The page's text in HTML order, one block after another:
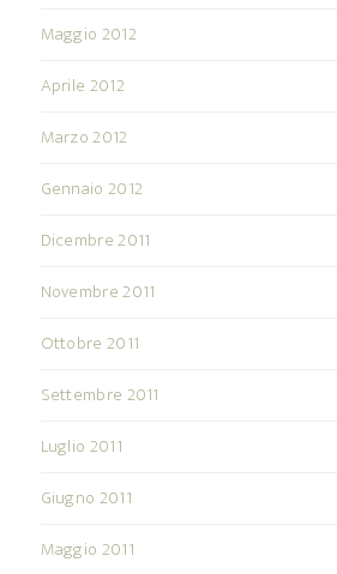
Maggio 2012
Aprile 2012
Marzo 2012
Gennaio 2012
Dicembre 2011
Novembre 2011
Ottobre 2011
Settembre 2011
Luglio 2011
Giugno 2011
Maggio 2011